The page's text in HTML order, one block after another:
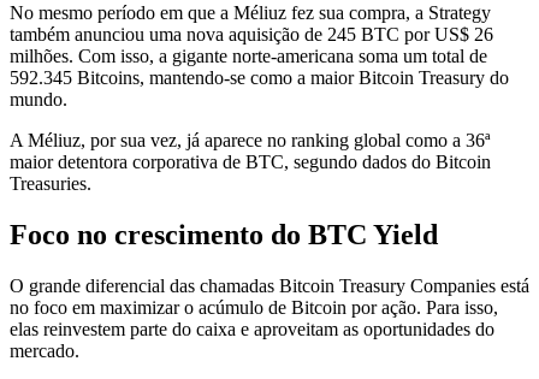
No mesmo período em que a Méliuz fez sua compra, a Strategy
também anunciou uma nova aquisição de 245 BTC por US$ 26
milhões. Com isso, a gigante norte-americana soma um total de
592.345 Bitcoins, mantendo-se como a maior Bitcoin Treasury do
mundo.
A Méliuz, por sua vez, já aparece no ranking global como a 36ª
maior detentora corporativa de BTC, segundo dados do Bitcoin
Treasuries.
Foco no crescimento do BTC Yield
O grande diferencial das chamadas Bitcoin Treasury Companies está
no foco em maximizar o acúmulo de Bitcoin por ação. Para isso,
elas reinvestem parte do caixa e aproveitam as oportunidades do
mercado.